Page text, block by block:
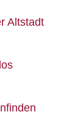
Altstadt